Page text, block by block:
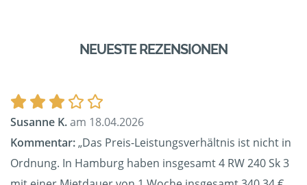
NEUESTE REZENSIONEN
Susanne K.am 18.04.2026
Kommentar:„Das Preis-Leistungsverhältnis ist nicht in
Ordnung. In Hamburg haben insgesamt 4 RW 240 Sk 3